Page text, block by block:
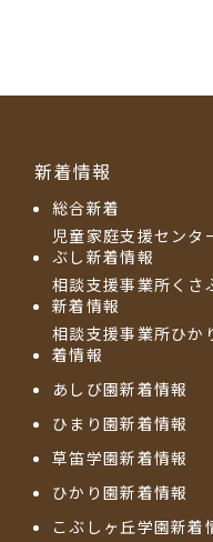
新着情報
総合新着
児童家庭支援センタ
ぶし新着情報
相談支援事業所くさ
新着情報
相談支援事業所ひか
着情報
あしび園新着情報
ひまり園新着情報
草笛学園新着情報
ひかり園新着情報
こぶしヶ丘学園新着